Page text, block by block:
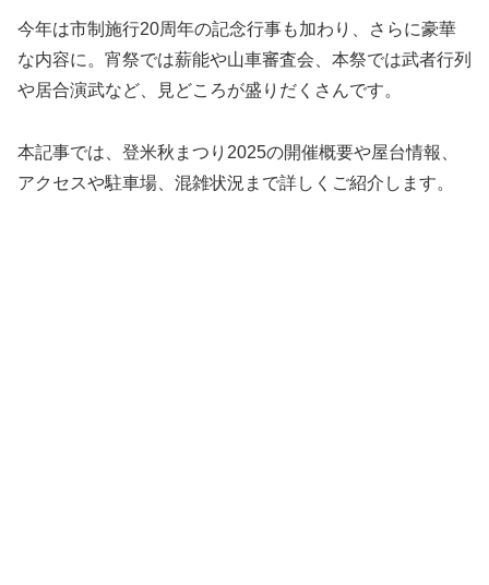
今年は市制施行20周年の記念行事も加わり、さらに豪華
な内容に。宵祭では薪能や山車審査会、本祭では武者行列
や居合演武など、見どころが盛りだくさんです。
本記事では、登米秋まつり2025の開催概要や屋台情報、
アクセスや駐車場、混雑状況まで詳しくご紹介します。